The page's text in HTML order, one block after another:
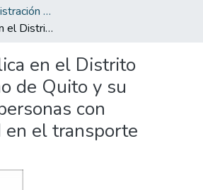
Carrera de Administración Pública
Gestión pública en el Distrito Metropolitano de Quito y su incidencia a personas con discapacidad en el transporte público
en el Distrito
de Quito y su
con
en el transporte